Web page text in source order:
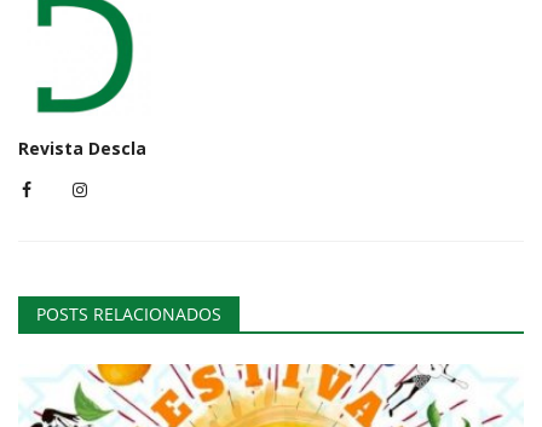
Revista Descla
POSTS RELACIONADOS